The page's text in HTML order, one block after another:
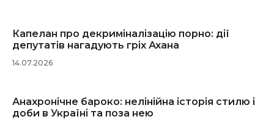
Капелан про декриміналізацію порно: дії
депутатів нагадують гріх Ахана
14.07.2026
Анахронічне бароко: нелінійна історія стилю і
доби в Україні та поза нею